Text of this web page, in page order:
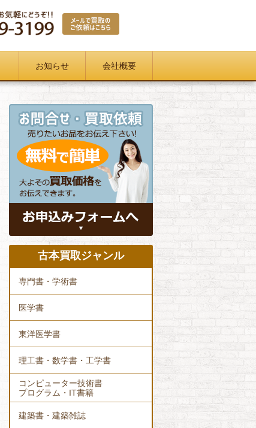
お知らせ 会社概要
古本買取ジャンル
専門書・学術書
医学書
東洋医学書
理工書・数学書・工学書
コンピューター技術書
プログラム・IT書籍
建築書・建築雑誌